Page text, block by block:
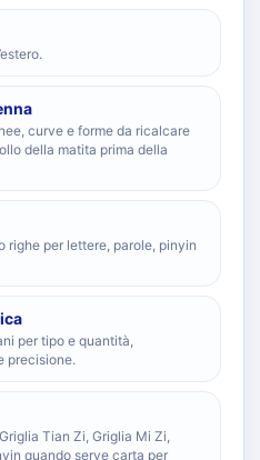
curve e forme da ricalcare
della matita prima della
righe per lettere, parole, pinyin
per tipo e quantità,
precisione.
Tian Zi, Griglia Mi Zi,
quando serve carta per